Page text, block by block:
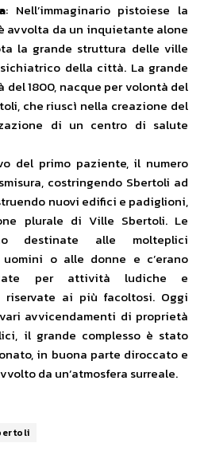
: Nell’immaginario pistoiese la
avvolta da un inquietante alone
la grande struttura delle ville
della città. La grande
1800, nacque per volontà del
che riuscì nella creazione del
di un centro di salute
del primo paziente, il numero
costringendo Sbertoli ad
nuovi edifici e padiglioni,
plurale di Ville Sbertoli. Le
destinate alle molteplici
o alle donne e c’erano
per attività ludiche e
riservate ai più facoltosi. Oggi
avvicendamenti di proprietà
il grande complesso è stato
in buona parte diroccato e
da un’atmosfera surreale.